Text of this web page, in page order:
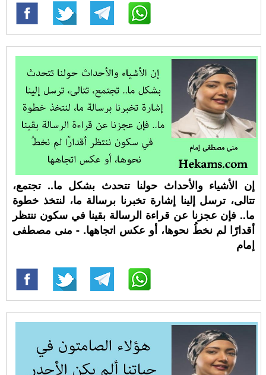
إن الأشياء والأحداث حولنا تتحدث بشكل ما.. تجتمع،
تتالى، ترسل إلينا إشارة تخبرنا برسالة ما، لنتخذ خطوة
ما.. فإن عجزنا عن قراءة الرسالة بقينا في سكون ننتظر
أقدارًا لم نخطُ نحوها، أو عكس اتجاهها. - منى مصطفى
إمام